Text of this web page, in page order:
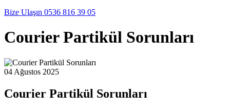
Bize Ulaşın 0536 816 39 05
Courier Partikül Sorunları
04 Ağustos 2025
Courier Partikül Sorunları